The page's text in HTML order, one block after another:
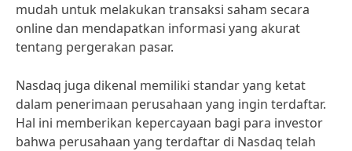
mudah untuk melakukan transaksi saham secara
online dan mendapatkan informasi yang akurat
tentang pergerakan pasar.
Nasdaq juga dikenal memiliki standar yang ketat
dalam penerimaan perusahaan yang ingin terdaftar.
Hal ini memberikan kepercayaan bagi para investor
bahwa perusahaan yang terdaftar di Nasdaq telah